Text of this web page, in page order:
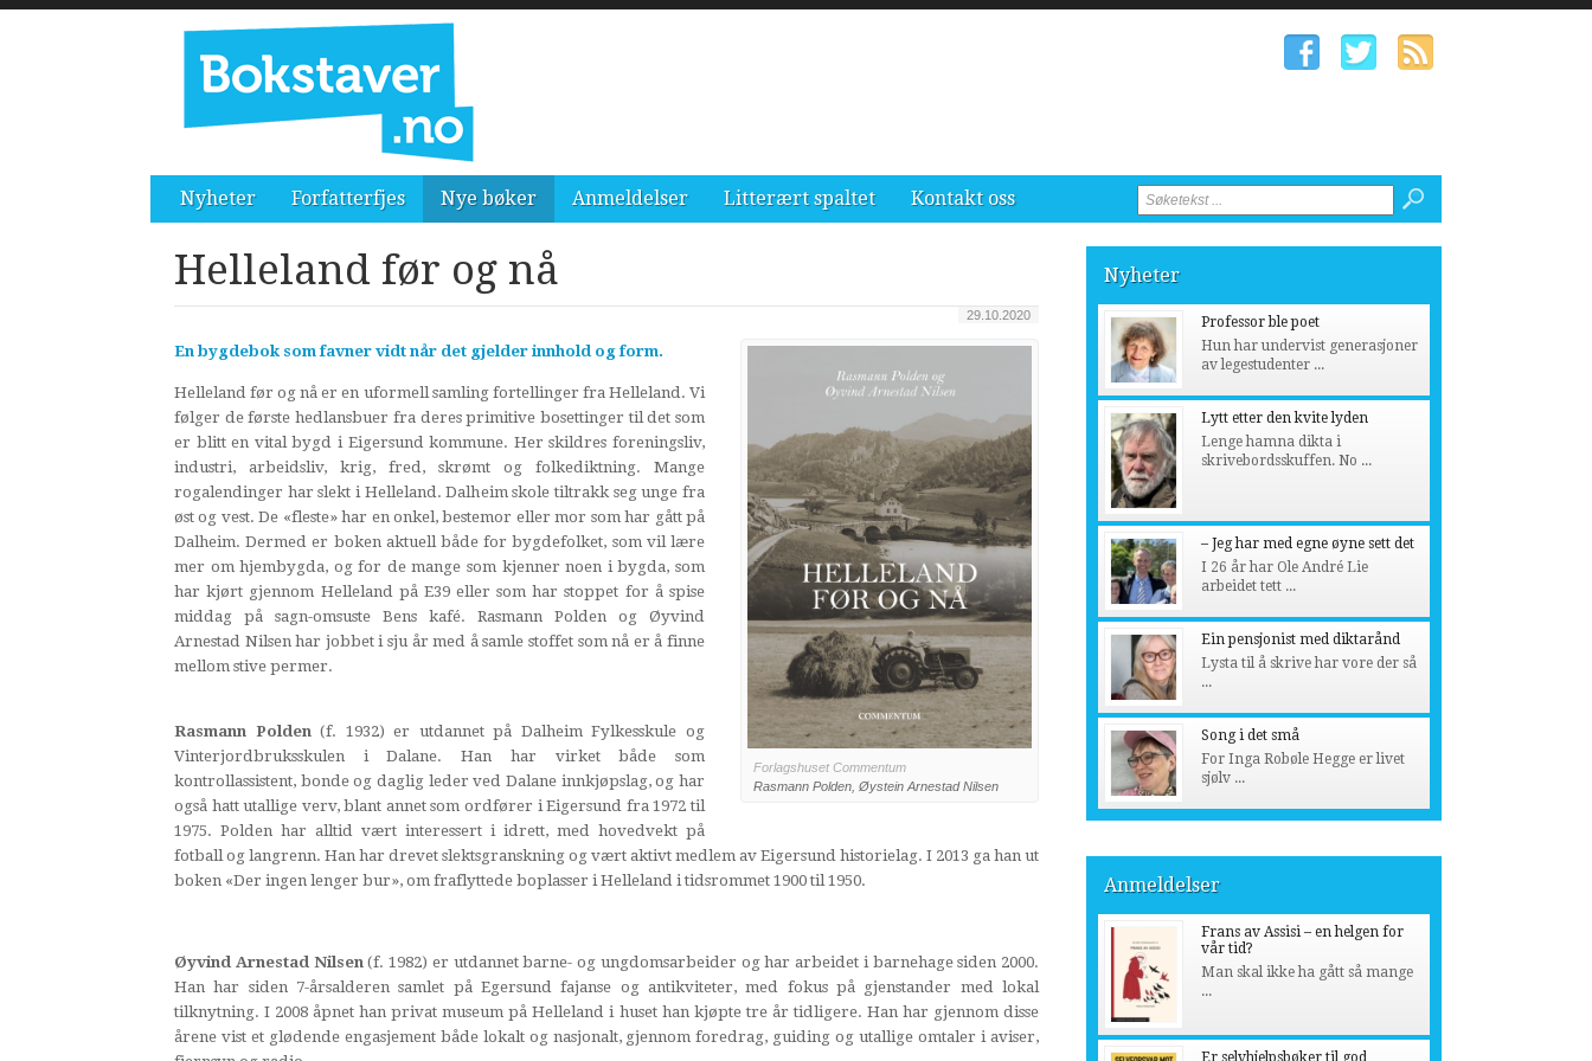
Nyheter Forfatterfjes Nye bøker Anmeldelser Litterært spaltet Kontakt oss
Helleland før og nå
29.10.2020
Forlagshuset Commentum
Rasmann Polden, Øystein Arnestad Nilsen
En bygdebok som favner vidt når det gjelder innhold og form.
Helleland før og nå er en uformell samling fortellinger fra Helleland. Vi
følger de første hedlansbuer fra deres primitive bosettinger til det som
er blitt en vital bygd i Eigersund kommune. Her skildres foreningsliv,
industri, arbeidsliv, krig, fred, skrømt og folkediktning. Mange
rogalendinger har slekt i Helleland. Dalheim skole tiltrakk seg unge fra
øst og vest. De «fleste» har en onkel, bestemor eller mor som har gått på
Dalheim. Dermed er boken aktuell både for bygdefolket, som vil lære
mer om hjembygda, og for de mange som kjenner noen i bygda, som
har kjørt gjennom Helleland på E39 eller som har stoppet for å spise
middag på sagn-omsuste Bens kafé. Rasmann Polden og Øyvind
Arnestad Nilsen har jobbet i sju år med å samle stoffet som nå er å finne
mellom stive permer.
Rasmann Polden (f. 1932) er utdannet på Dalheim Fylkesskule og
Vinterjordbruksskulen i Dalane. Han har virket både som
kontrollassistent, bonde og daglig leder ved Dalane innkjøpslag, og har
også hatt utallige verv, blant annet som ordfører i Eigersund fra 1972 til
1975. Polden har alltid vært interessert i idrett, med hovedvekt på
fotball og langrenn. Han har drevet slektsgranskning og vært aktivt medlem av Eigersund historielag. I 2013 ga han ut
boken «Der ingen lenger bur», om fraflyttede boplasser i Helleland i tidsrommet 1900 til 1950.
Øyvind Arnestad Nilsen (f. 1982) er utdannet barne- og ungdomsarbeider og har arbeidet i barnehage siden 2000.
Han har siden 7-årsalderen samlet på Egersund fajanse og antikviteter, med fokus på gjenstander med lokal
tilknytning. I 2008 åpnet han privat museum på Helleland i huset han kjøpte tre år tidligere. Han har gjennom disse
årene vist et glødende engasjement både lokalt og nasjonalt, gjennom foredrag, guiding og utallige omtaler i aviser,
Nyheter
Professor ble poet
Hun har undervist generasjoner
av legestudenter ...
Lytt etter den kvite lyden
Lenge hamna dikta i
skrivebordsskuffen. No ...
– Jeg har med egne øyne sett det
I 26 år har Ole André Lie
arbeidet tett ...
Ein pensjonist med diktarånd
Lysta til å skrive har vore der så
...
Song i det små
For Inga Robøle Hegge er livet
sjølv ...
Anmeldelser
Frans av Assisi – en helgen for
vår tid?
Man skal ikke ha gått så mange
...
Er selvhjelpsbøker til god